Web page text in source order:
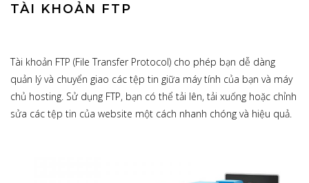
TÀI KHOẢN FTP
Tài khoản FTP (File Transfer Protocol) cho phép bạn dễ dàng
quản lý và chuyển giao các tệp tin giữa máy tính của bạn và máy
chủ hosting. Sử dụng FTP, bạn có thể tải lên, tải xuống hoặc chỉnh
sửa các tệp tin của website một cách nhanh chóng và hiệu quả.